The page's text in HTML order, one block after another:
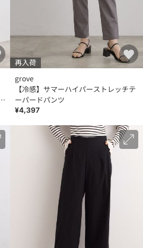
再入荷
grove
【冷感】サマーハイパーストレッチテ
ーパードパンツ
¥4,397